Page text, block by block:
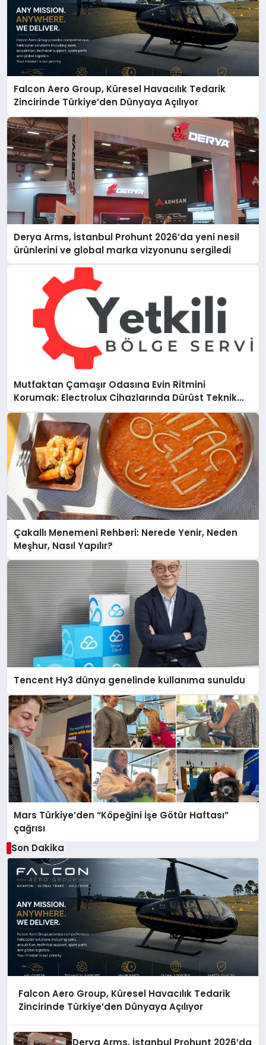
Falcon Aero Group, Küresel Havacılık Tedarik
Zincirinde Türkiye’den Dünyaya Açılıyor
Derya Arms, İstanbul Prohunt 2026’da yeni nesil
ürünlerini ve global marka vizyonunu sergiledi
Mutfaktan Çamaşır Odasına Evin Ritmini
Korumak: Electrolux Cihazlarında Dürüst Teknik
Destek Deneyimi
Çakallı Menemeni Rehberi: Nerede Yenir, Neden
Meşhur, Nasıl Yapılır?
Tencent Hy3 dünya genelinde kullanıma sunuldu
Mars Türkiye’den “Köpeğini İşe Götür Haftası”
çağrısı
Son Dakika
Falcon Aero Group, Küresel Havacılık Tedarik
Zincirinde Türkiye’den Dünyaya Açılıyor
Derya Arms, İstanbul Prohunt 2026’da